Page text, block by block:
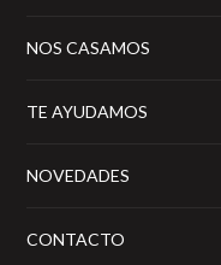
NOS CASAMOS
TE AYUDAMOS
NOVEDADES
CONTACTO